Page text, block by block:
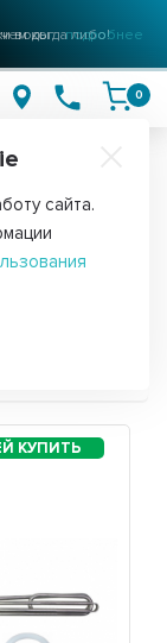
воды подробнее
0
Major
сайта.